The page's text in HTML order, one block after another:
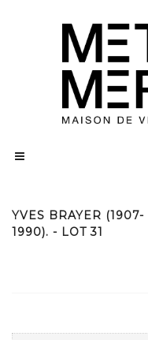
YVES BRAYER (1907-
1990). - LOT 31